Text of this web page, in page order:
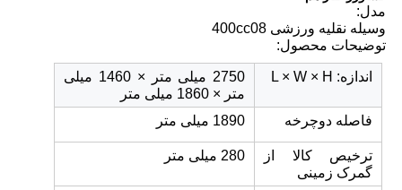
مدل:
وسیله نقلیه ورزشی 400cc08
توضیحات محصول:
اندازه: L × W × H
2750 میلی متر × 1460 میلی
متر × 1860 میلی متر
فاصله دوچرخه
1890 میلی متر
ترخیص کالا از
گمرک زمینی
280 میلی متر